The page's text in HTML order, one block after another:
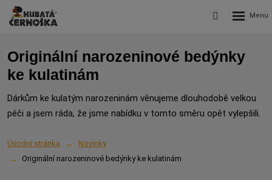
Vyhledávání
Rozbalení
Originální narozeninové bedýnky
ke kulatinám
Dárkům ke kulatým narozeninám věnujeme dlouhodobě velkou
péči a jsem ráda, že jsme nabídku v tomto směru opět vylepšili.
Úvodní stránka
Novinky
Originální narozeninové bedýnky ke kulatinám